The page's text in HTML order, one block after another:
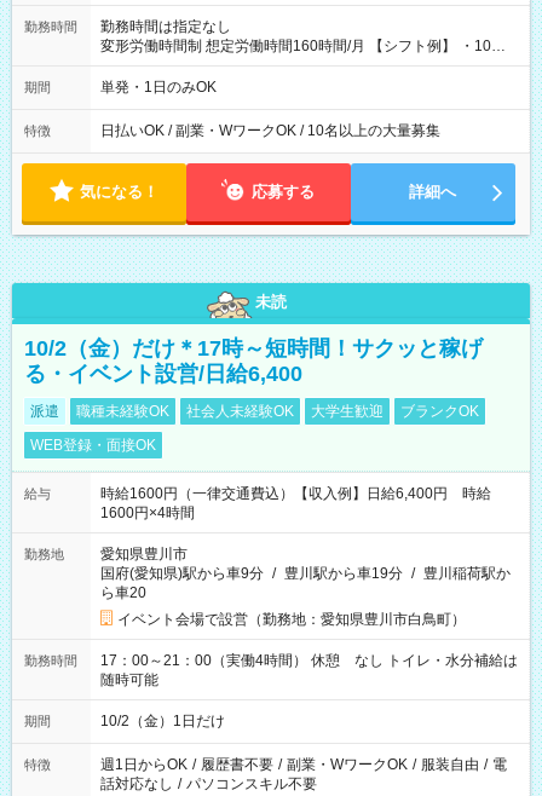
勤務時間
勤務時間は指定なし
変形労働時間制 想定労働時間160時間/月 【シフト例】 ・10：
00～20：00
期間 単発・1日のみOK
特徴 日払いOK / 副業・WワークOK / 10名以上の大量募集
気になる！ 応募する 詳細へ
未読
10/2（金）だけ＊17時～短時間！サクッと稼げ
る・イベント設営/日給6,400
派遣 職種未経験OK 社会人未経験OK 大学生歓迎
ブランクOK
WEB登録・面接OK
給与
時給1600円（一律交通費込）【収入例】日給6,400円 時給
1600円×4時間
勤務地
愛知県豊川市
国府(愛知県)駅から車9分 / 豊川駅から車19分 / 豊川稲荷駅か
ら車20
イベント会場で設営（勤務地：愛知県豊川市白鳥町）
勤務時間
17：00～21：00（実働4時間） 休憩 なし トイレ・水分補給は
随時可能
期間 10/2（金）1日だけ
特徴 週1日からOK / 履歴書不要 / 副業・WワークOK / 服装自由 / 電
話対応なし / パソコンスキル不要